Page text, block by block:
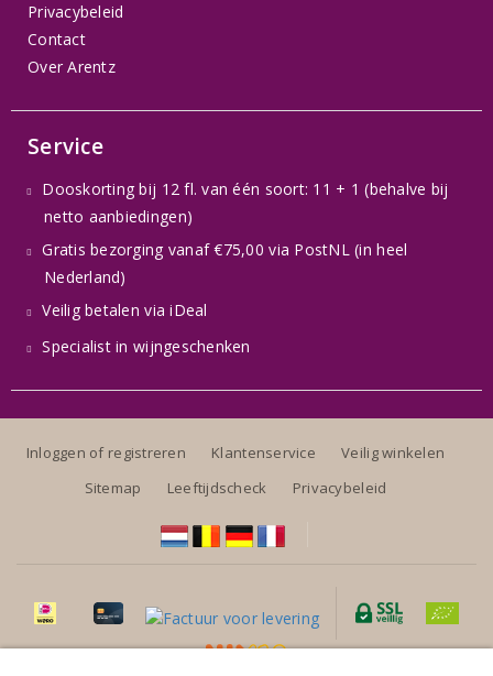
Privacybeleid
Contact
Over Arentz
Service
Dooskorting bij 12 fl. van één soort: 11 + 1 (behalve bij
netto aanbiedingen)
Gratis bezorging vanaf €75,00 via PostNL (in heel
Nederland)
Veilig betalen via iDeal
Specialist in wijngeschenken
Inloggen of registreren Klantenservice
Veilig winkelen
Sitemap
Leeftijdscheck Privacybeleid